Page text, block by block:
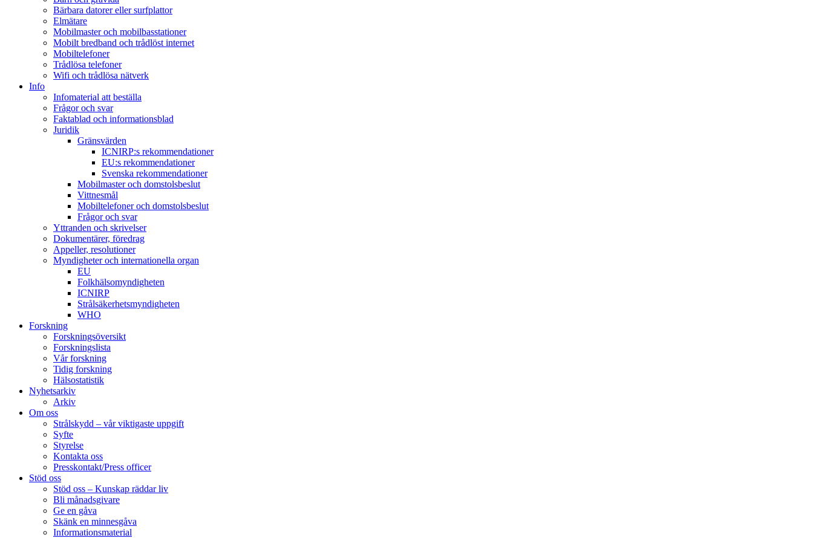
Bärbara datorer eller surfplattor
Elmätare
Mobilmaster och mobilbasstationer
Mobilt bredband och trådlöst internet
Mobiltelefoner
Trådlösa telefoner
Wifi och trådlösa nätverk
Info
Infomaterial att beställa
Frågor och svar
Faktablad och informationsblad
Juridik
Gränsvärden
ICNIRP:s rekommendationer
EU:s rekommendationer
Svenska rekommendationer
Mobilmaster och domstolsbeslut
Vittnesmål
Mobiltelefoner och domstolsbeslut
Frågor och svar
Yttranden och skrivelser
Dokumentärer, föredrag
Appeller, resolutioner
Myndigheter och internationella organ
EU
Folkhälsomyndigheten
ICNIRP
Strålsäkerhetsmyndigheten
WHO
Forskning
Forskningsöversikt
Forskningslista
Vår forskning
Tidig forskning
Hälsostatistik
Nyhetsarkiv
Arkiv
Om oss
Strålskydd – vår viktigaste uppgift
Syfte
Styrelse
Kontakta oss
Presskontakt/Press officer
Stöd oss
Stöd oss – Kunskap räddar liv
Bli månadsgivare
Ge en gåva
Skänk en minnesgåva
Informationsmaterial